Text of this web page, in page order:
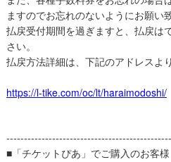
ますのでお忘れのないようにお願い
払戻受付期間を過ぎますと、払戻は
さい。
払戻方法詳細は、下記のアドレスよ
https://l-tike.com/oc/lt/haraimodoshi/
■「チケットぴあ」でご購入のお客様